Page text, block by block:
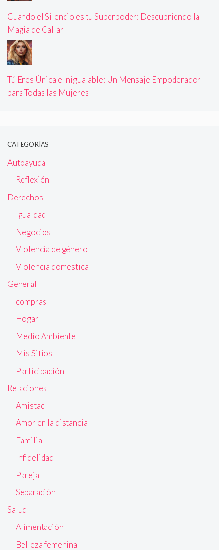
Cuando el Silencio es tu Superpoder: Descubriendo la
Magia de Callar
Tú Eres Única e Inigualable: Un Mensaje Empoderador
para Todas las Mujeres
CATEGORÍAS
Autoayuda
Reflexión
Derechos
Igualdad
Negocios
Violencia de género
Violencia doméstica
General
compras
Hogar
Medio Ambiente
Mis Sitios
Participación
Relaciones
Amistad
Amor en la distancia
Familia
Infidelidad
Pareja
Separación
Salud
Alimentación
Belleza femenina